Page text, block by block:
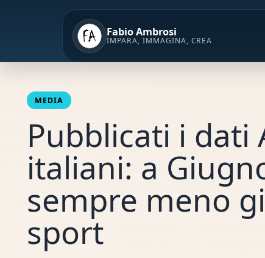
Fabio Ambrosi
IMPARA, IMMAGINA, CREA
MEDIA
Pubblicati i dati
italiani: a
sempre meno
sport